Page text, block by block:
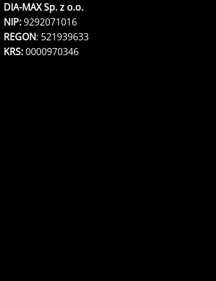
DIA-MAX Sp. z o.o.
NIP:9292071016
REGON: 521939633
KRS:0000970346